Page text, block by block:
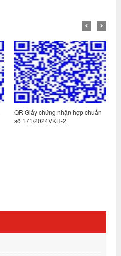
QR Giấy chứng nhận hợp chuẩn
số 171/2024VKH-2